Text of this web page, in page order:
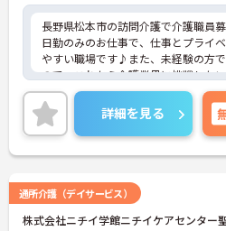
長野県松本市の訪問介護で介護職員募
日勤のみのお仕事で、仕事とプライ
やすい職場です♪また、未経験の方
ので、これから介護業界に挑戦した
ッタリの職場です！
ご興味のある方は、面接ポイントをお
で、お気軽にご連絡ください。
詳細を見る
通所介護（デイサービス）
株式会社ニチイ学館ニチイケアセンター